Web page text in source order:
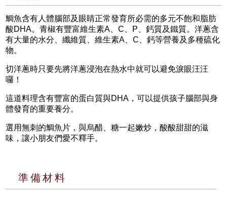
鯛魚含有人體腦部及眼睛正常發育所必需的多元不飽和脂肪
酸DHA。青椒有豐富維生素A、C、P、鈣質及鐵質。洋蔥含
有大量的水分、纖維質、維生素A、C、鈣等營養及多種硫化
物。
切洋蔥時只要先將洋蔥浸泡在熱水中就可以避免淚眼汪汪
囉！
這道料理含有豐富的蛋白質與DHA，可以提供孩子腦部與身
體發育的重要養分。
選用無刺的鯛魚片，與烏醋、糖一起嫩炒，酸酸甜甜的滋
味，讓小朋友們愛不釋手。
準備材料